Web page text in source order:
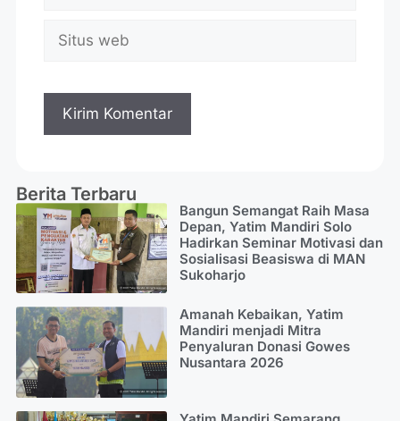
Berita Terbaru
Bangun Semangat Raih Masa
Depan, Yatim Mandiri Solo
Hadirkan Seminar Motivasi dan
Sosialisasi Beasiswa di MAN
Sukoharjo
Amanah Kebaikan, Yatim
Mandiri menjadi Mitra
Penyaluran Donasi Gowes
Nusantara 2026